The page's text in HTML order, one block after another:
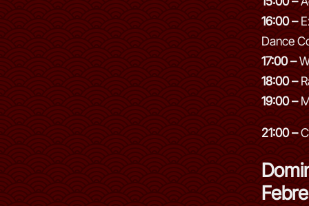
16:00 –
Dance
17:00 –
18:00 –
19:00 –
21:00 –